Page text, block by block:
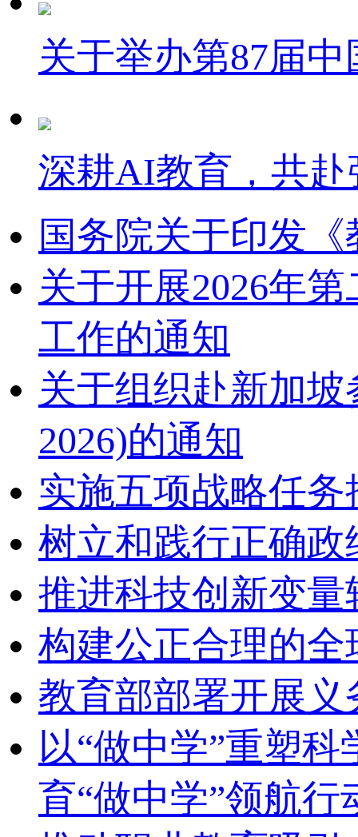
关于举办第87届
深耕AI教育，共
国务院关于印发
关于开展2026年
工作的通知
关于组织赴新加坡
2026)的通知
实施五项战略任
树立和践行正确
推进科技创新变
构建公正合理的
教育部部署开展义
以“做中学”重塑
育“做中学”领航行